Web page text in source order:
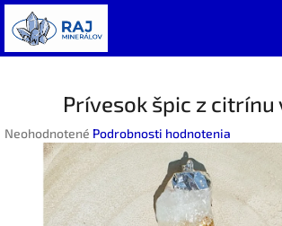
Prejsť
na
obsah
Prívesok špic z citrínu
Priemerné
hodnotenie
produktu
Neohodnotené Podrobnosti hodnotenia